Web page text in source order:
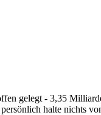
gelegt - 3,35
halte nichts